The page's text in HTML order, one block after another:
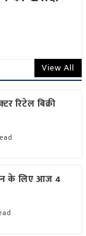
View All
रिटेल बिक्री
के लिए आज 4